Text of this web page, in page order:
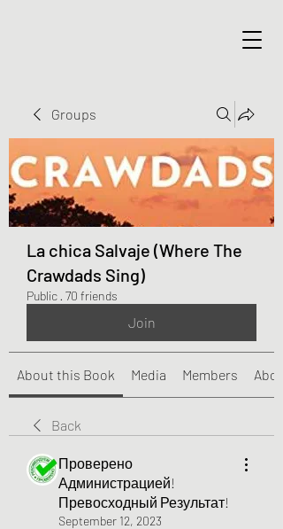
Groups
La chica Salvaje (Where The
Crawdads Sing)
Public · 70 friends
Join
About this Book Media Members About
Back
Проверено
Администрацией!
Превосходный Результат!
September 12, 2023